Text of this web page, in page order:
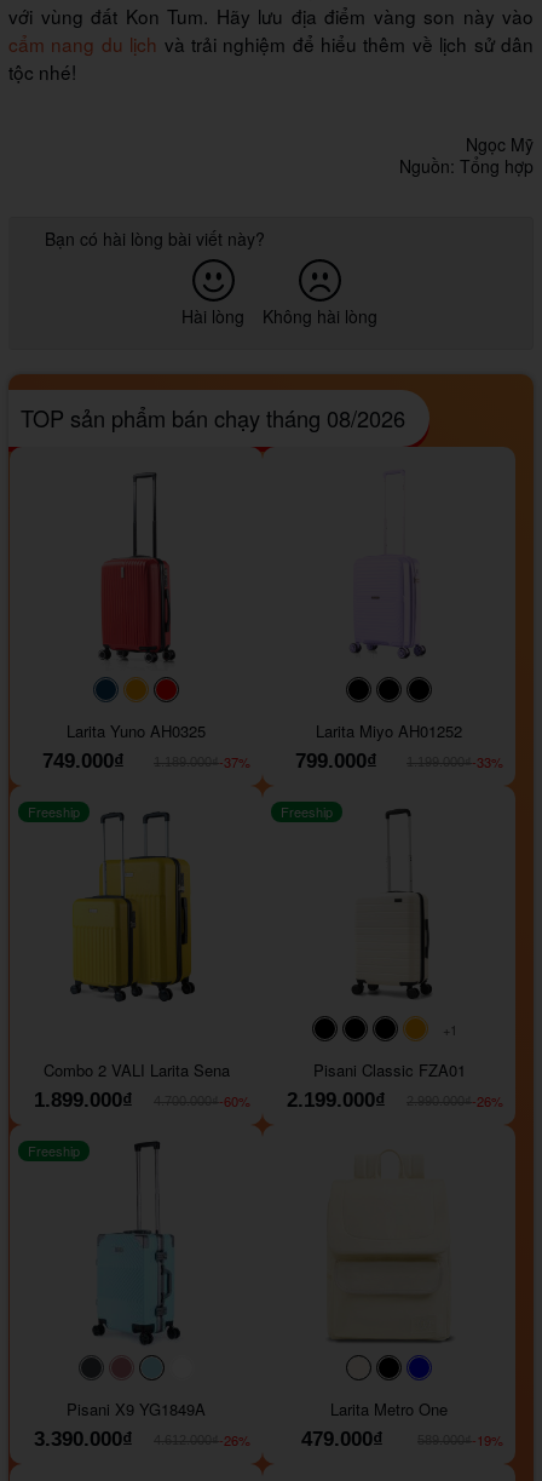
với vùng đất Kon Tum. Hãy lưu địa điểm vàng son này vào
cẩm nang du lịch và trải nghiệm để hiểu thêm về lịch sử dân
tộc nhé!
Ngọc Mỹ
Nguồn: Tổng hợp
Bạn có hài lòng bài viết này?
Hài lòng Không hài lòng
TOP sản phẩm bán chạy tháng 08/2026
#093f69#ffa500
Larita Yuno AH0325
749.000₫
-37%
#000000#000000
Larita Miyo AH01252
799.000₫
-33%
Freeship
Combo 2 VALI Larita Sena
1.899.000₫
-60%
#000000#000000#000000
+1
Freeship
Pisani Classic FZA01
2.199.000₫
-26%
#40454a#b76e79
Freeship
Pisani X9 YG1849A
3.390.000₫
-26%
#faf0e6#000000
Larita Metro One
479.000₫
-19%